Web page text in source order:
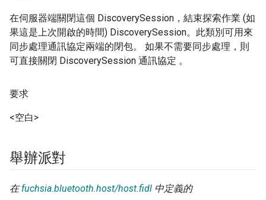
在伺服器端關閉這個 DiscoverySession，結束探索作業 (如
果這是上次開啟的時間) DiscoverySession。此類別可用來
同步處理通訊協定兩端的閉包。 如果不需要同步處理，則
可直接關閉 DiscoverySession 通訊協定 。
要求
<空白>
舉辦派對
在fuchsia.bluetooth.host/host.fidl 中定義的